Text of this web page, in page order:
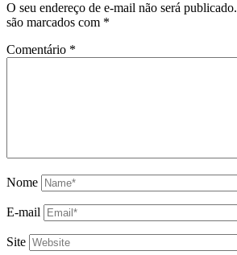
O seu endereço de e-mail não será publicado.
são marcados com *
Comentário *
Nome
E-mail
Site